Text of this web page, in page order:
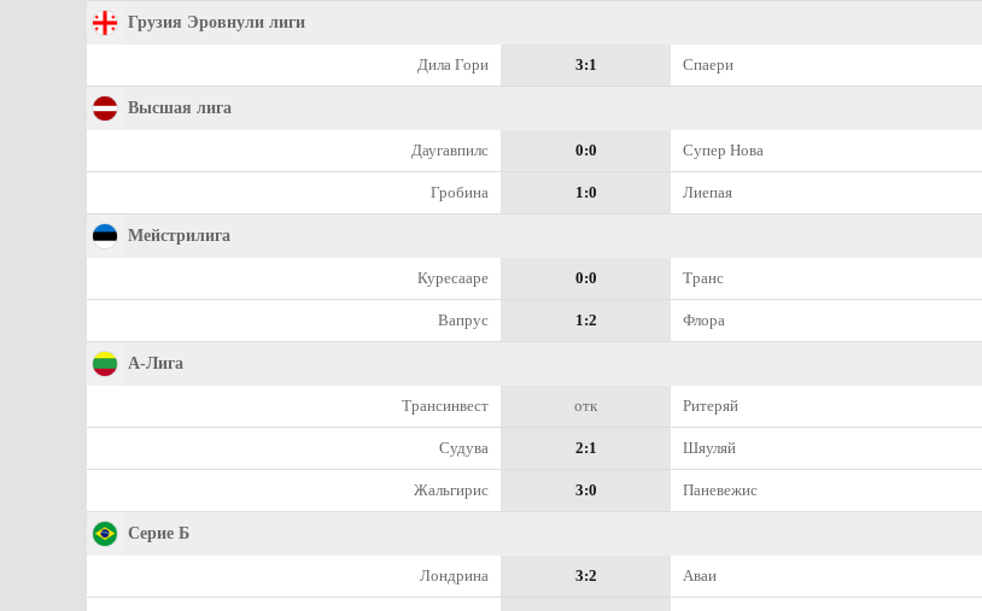
Грузия Эровнули лиги
Дила Гори 3:1 Спаери
Высшая лига
Даугавпилс 0:0 Супер Нова
Гробина 1:0 Лиепая
Мейстрилига
Куресааре 0:0 Транс
Вапрус 1:2 Флора
А-Лига
Трансинвест отк Ритеряй
Судува 2:1 Шяуляй
Жальгирис 3:0 Паневежис
Серие Б
Лондрина 3:2 Аваи